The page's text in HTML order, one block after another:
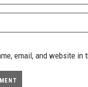
email, and website